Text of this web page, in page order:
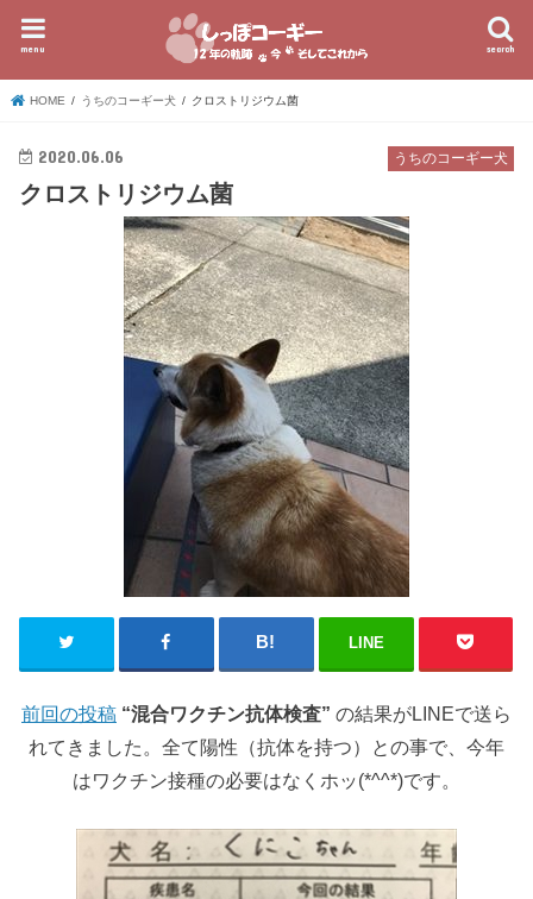
search
menu
HOME うちのコーギー犬 クロストリジウム菌
うちのコーギー犬
2020.06.06
クロストリジウム菌
LINE
前回の投稿 “混合ワクチン抗体検査” の結果がLINEで送ら
れてきました。全て陽性（抗体を持つ）との事で、今年
はワクチン接種の必要はなくホッ(*^^*)です。